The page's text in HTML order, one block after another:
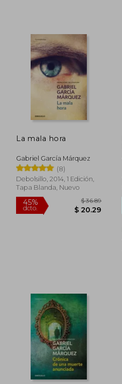
La mala hora
Gabriel García Márquez
(8)
Debolsillo, 2014, 1 Edición,
Tapa Blanda, Nuevo